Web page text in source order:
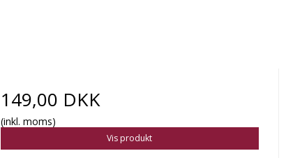
149,00 DKK
(inkl. moms)
Vis produkt